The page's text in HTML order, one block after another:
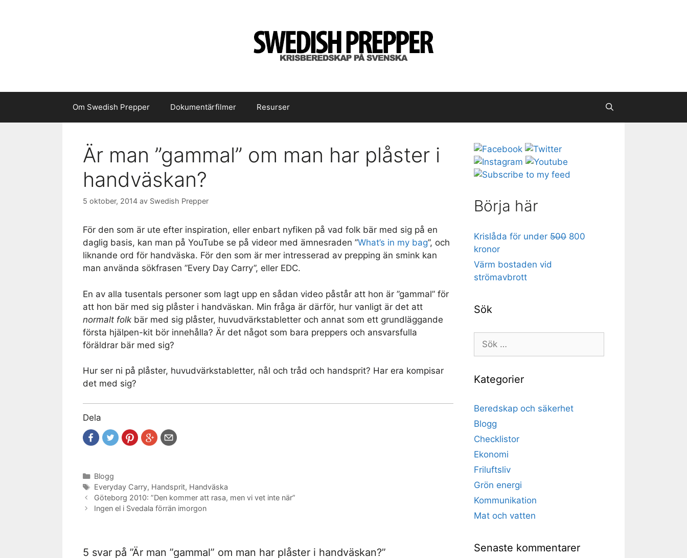
Om Swedish Prepper Dokumentärfilmer Resurser
Är man ”gammal” om man har plåster i
handväskan?
5 oktober, 2014 av Swedish Prepper
För den som är ute efter inspiration, eller enbart nyfiken på vad folk bär med sig på en
daglig basis, kan man på YouTube se på videor med ämnesraden ”What’s in my bag”, och
liknande ord för handväska. För den som är mer intresserad av prepping än smink kan
man använda sökfrasen ”Every Day Carry”, eller EDC.
En av alla tusentals personer som lagt upp en sådan video påstår att hon är ”gammal” för
att hon bär med sig plåster i handväskan. Min fråga är därför, hur vanligt är det att
normalt folk bär med sig plåster, huvudvärkstabletter och annat som ett grundläggande
första hjälpen-kit bör innehålla? Är det något som bara preppers och ansvarsfulla
föräldrar bär med sig?
Hur ser ni på plåster, huvudvärkstabletter, nål och tråd och handsprit? Har era kompisar
det med sig?
Dela
Kategorier
Blogg
Etiketter
Everyday Carry, Handsprit, Handväska
Göteborg 2010: ”Den kommer att rasa, men vi vet inte när”
Ingen el i Svedala förrän imorgon
5 svar på ”Är man ”gammal” om man har plåster i handväskan?”
Börja här
Krislåda för under 500 800
kronor
Värm bostaden vid
strömavbrott
Sök
Sök
efter:
Kategorier
Beredskap och säkerhet
Blogg
Checklistor
Ekonomi
Friluftsliv
Grön energi
Kommunikation
Mat och vatten
Senaste kommentarer